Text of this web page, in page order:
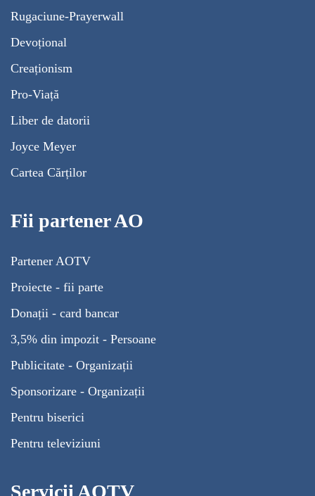
Rugaciune-Prayerwall
Devoțional
Creaționism
Pro-Viață
Liber de datorii
Joyce Meyer
Cartea Cărților
Fii partener AO
Partener AOTV
Proiecte - fii parte
Donații - card bancar
3,5% din impozit - Persoane
Publicitate - Organizații
Sponsorizare - Organizații
Pentru biserici
Pentru televiziuni
Servicii AOTV